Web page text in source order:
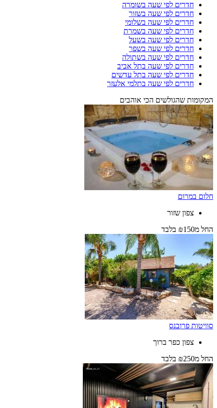
חדרים לפי שעה בשומרה
חדרים לפי שעה בשזור
חדרים לפי שעה בשלומי
חדרים לפי שעה בשמרת
חדרים לפי שעה בשעל
חדרים לפי שעה בשפר
חדרים לפי שעה בשתולה
חדרים לפי שעה בתל אביב
חדרים לפי שעה בתל עדשים
חדרים לפי שעה בתלמי אלעזר
המקומות שהגולשים הכי אוהבים
חלום במרום
צפון שזור
החל מ₪150 בלבד
סוויטות פרובנס
צפון כפר ברוך
החל מ₪250 בלבד